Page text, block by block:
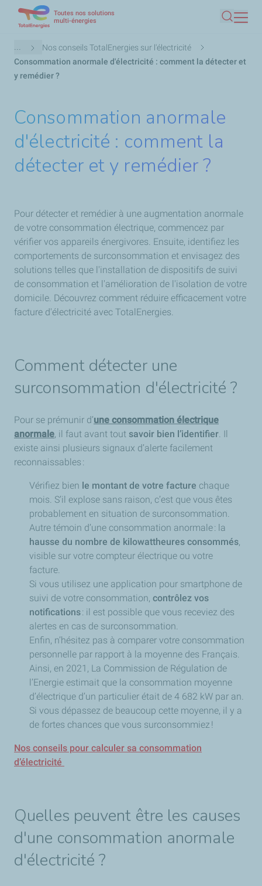
contenu
principal
Toutes nos solutions
multi-énergies
Fil
d'Ariane
...
Nos conseils TotalEnergies sur l'électricité
Consommation anormale d'électricité : comment la détecter et
y remédier ?
Consommation anormale
d'électricité : comment la
détecter et y remédier ?
Pour détecter et remédier à une augmentation anormale
de votre consommation électrique, commencez par
vérifier vos appareils énergivores. Ensuite, identifiez les
comportements de surconsommation et envisagez des
solutions telles que l'installation de dispositifs de suivi
de consommation et l'amélioration de l'isolation de votre
domicile. Découvrez comment réduire efficacement votre
facture d'électricité avec TotalEnergies.
Comment détecter une
surconsommation d'électricité ?
Pour se prémunir d’une consommation électrique
anormale, il faut avant tout savoir bien l’identifier. Il
existe ainsi plusieurs signaux d’alerte facilement
reconnaissables :
Vérifiez bien le montant de votre facture chaque
mois. S’il explose sans raison, c’est que vous êtes
probablement en situation de surconsommation.
Autre témoin d’une consommation anormale : la
hausse du nombre de kilowattheures consommés,
visible sur votre compteur électrique ou votre
facture.
Si vous utilisez une application pour smartphone de
suivi de votre consommation, contrôlez vos
notifications: il est possible que vous receviez des
alertes en cas de surconsommation.
Enfin, n’hésitez pas à comparer votre consommation
personnelle par rapport à la moyenne des Français.
Ainsi, en 2021, La Commission de Régulation de
l’Energie estimait que la consommation moyenne
d’électrique d’un particulier était de 4 682 kW par an.
Si vous dépassez de beaucoup cette moyenne, il y a
de fortes chances que vous surconsommiez !
Nos conseils pour calculer sa consommation
d’électricité
Quelles peuvent être les causes
d'une consommation anormale
d'électricité ?